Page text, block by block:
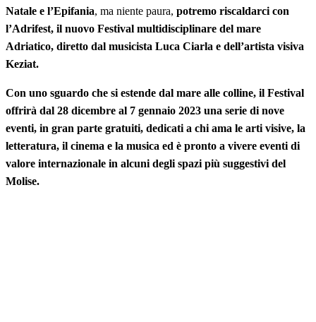
Natale e l’Epifania, ma niente paura, potremo riscaldarci con
l’Adrifest, il nuovo Festival multidisciplinare del mare
Adriatico, diretto dal musicista Luca Ciarla e dell’artista visiva
Keziat.
Con uno sguardo che si estende dal mare alle colline, il Festival
offrirà dal 28 dicembre al 7 gennaio 2023 una serie di nove
eventi, in gran parte gratuiti, dedicati a chi ama le arti visive, la
letteratura, il cinema e la musica ed è pronto a vivere eventi di
valore internazionale in alcuni degli spazi più suggestivi del
Molise.